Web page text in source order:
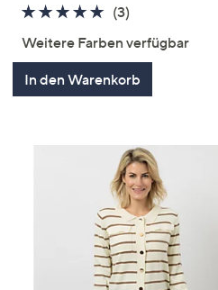
5.0
5
(3)
Weitere Farben verfügbar
In den Warenkorb